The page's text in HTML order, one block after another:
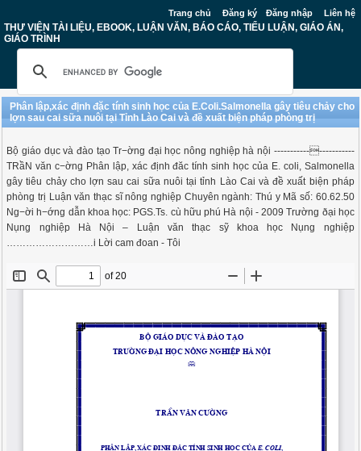
Trang chủ Đăng ký Đăng nhập Liên hệ
THƯ VIỆN TÀI LIỆU, EBOOK, LUẬN VĂN, BÁO CÁO, TIỂU LUẬN, GIÁO ÁN,
GIÁO TRÌNH
Phân lập,xác định đặc tính sinh học của E.Coli.Salmonella gây tiêu chảy cho
lợn sau cai sữa nuôi tại Tỉnh Lào Cai và đề xuất biện pháp phòng trị
Bộ giáo dục và đào tạo Tr−ờng đại học nông nghiệp hà nội ----------------------
TRầN văn c−ờng Phân lập, xác định đăc tính sinh học của E. coli, Salmonella
gây tiêu chảy cho lợn sau cai sữa nuôi tại tỉnh Lào Cai và đề xuất biện pháp
phòng trị Luận văn thạc sĩ nông nghiệp Chuyên ngành: Thú y Mã số: 60.62.50
Ng−ời h−ớng dẫn khoa học: PGS.Ts. cù hữu phú Hà nội - 2009 Trường ðại học
Nụng nghiệp Hà Nội – Luận văn thạc sỹ khoa học Nụng nghiệp
………………………i Lời cam đoan - Tôi